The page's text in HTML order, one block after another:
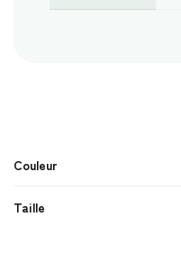
Couleur
Taille